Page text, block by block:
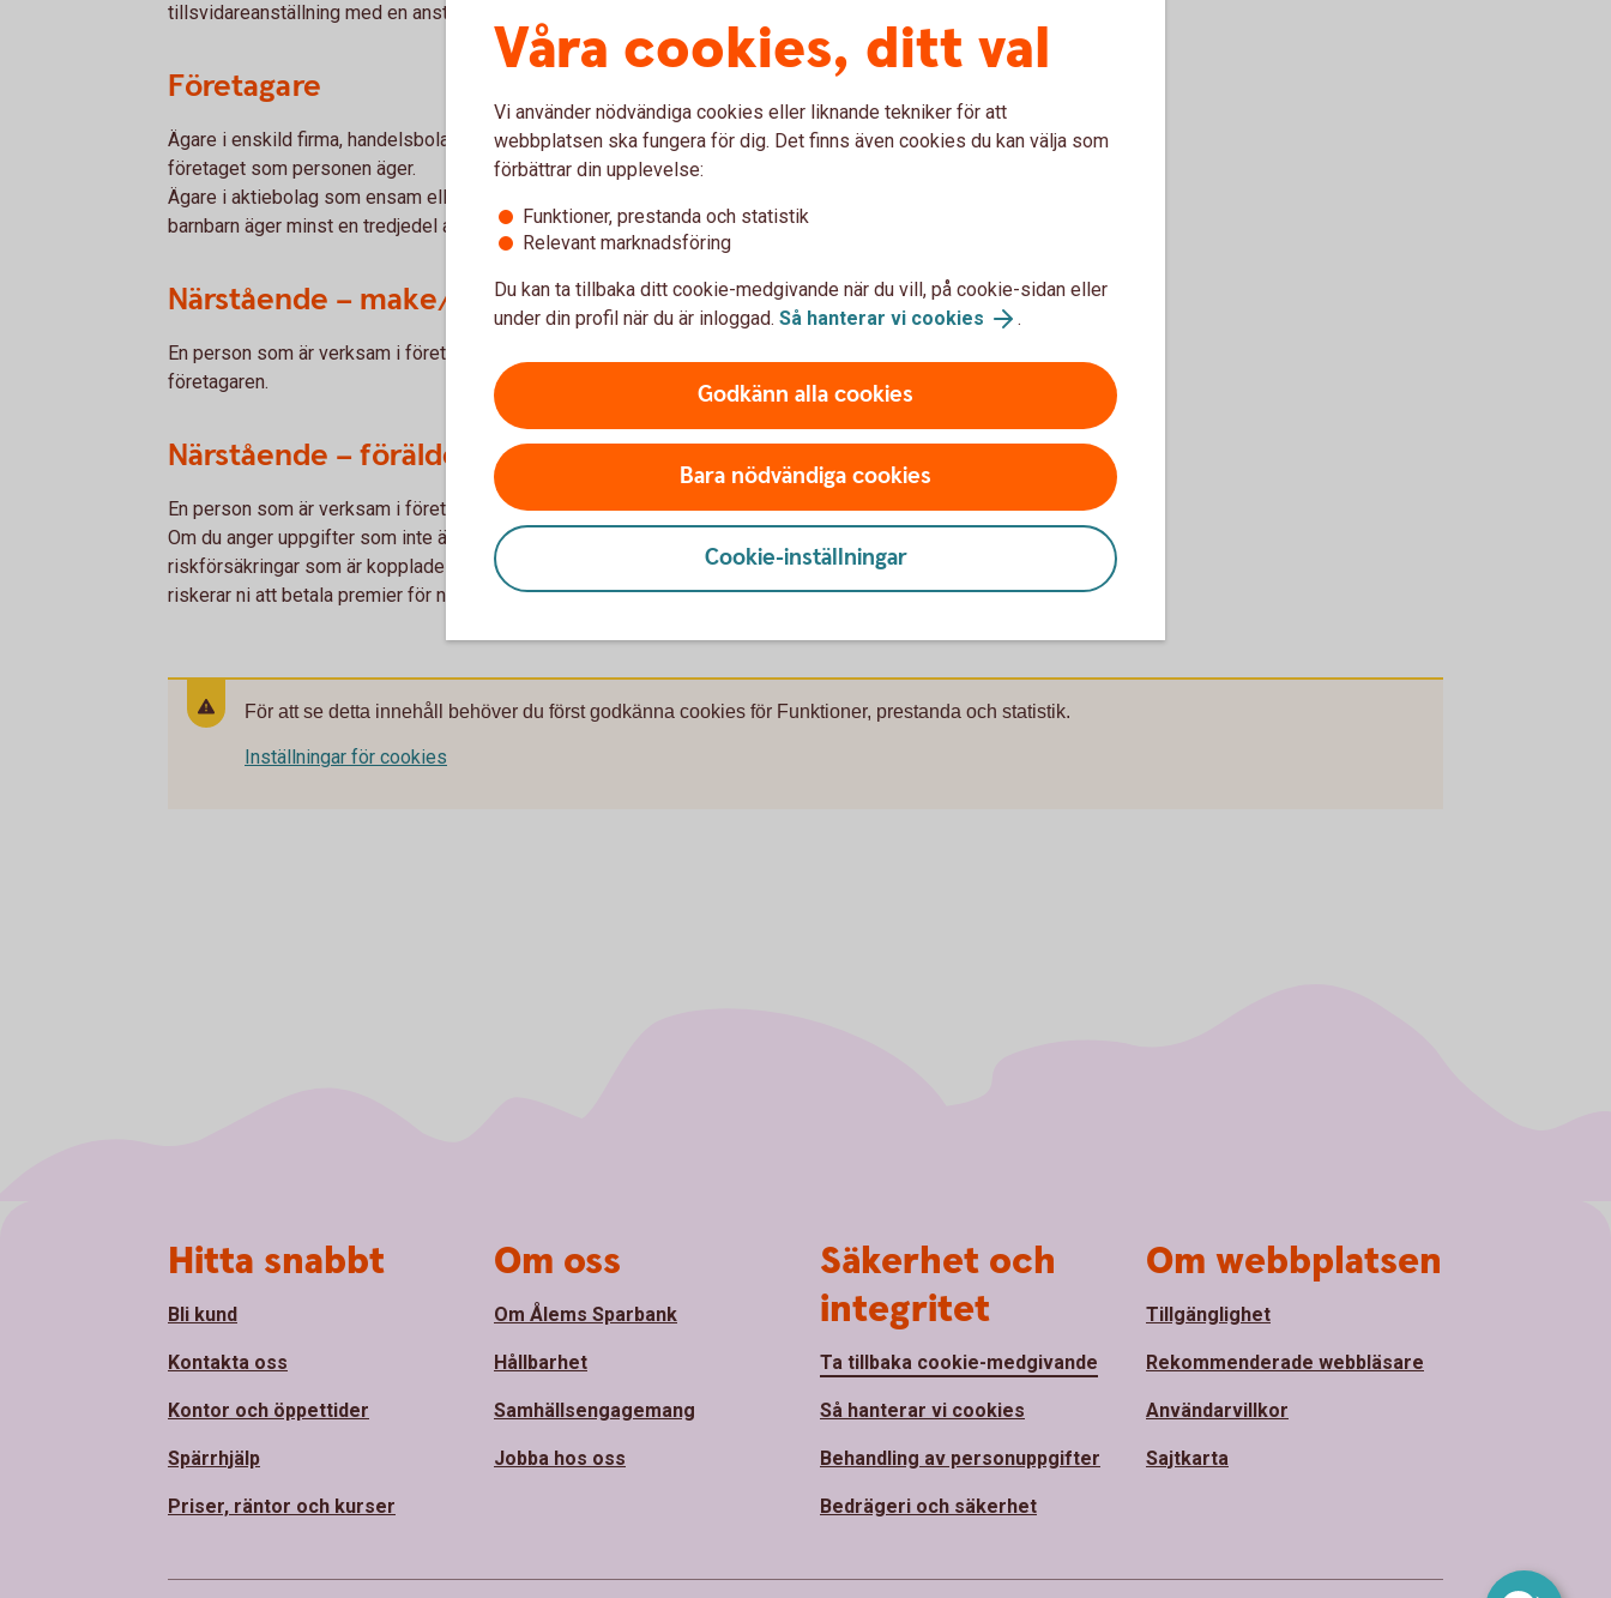
tillsvidareanställning med en anställningstid om minst 8 timmar per arbetsvecka.
Företagare
Ägare i enskild firma, handelsbolag och kommanditbolag oavsett hur stor del av
företaget som personen äger.
Ägare i aktiebolag som ensam eller tillsammans med make, sambo, förälder, barn, eller
barnbarn äger minst en tredjedel av aktierna i bolaget.
Närstående – make/sambo/reg partner
En person som är verksam i företaget och är make, sambo eller registrerad partner med
företagaren.
Närstående – förälder/barn
En person som är verksam i företaget och är barn, barnbarn eller förälder till företagaren.
Om du anger uppgifter som inte är sanna eller fullständiga kan det innebära att
riskförsäkringar som är kopplade till försäkringen inte gäller när de behöver utnyttjas. Då
riskerar ni att betala premier för något ni inte kan använda fullt ut.
För att se detta innehåll behöver du först godkänna cookies för Funktioner, prestanda och statistik.
Inställningar för cookies
Våra cookies, ditt val
Vi använder nödvändiga cookies eller liknande tekniker för att
webbplatsen ska fungera för dig. Det finns även cookies du kan välja som
förbättrar din upplevelse:
Funktioner, prestanda och statistik
Relevant marknadsföring
Du kan ta tillbaka ditt cookie-medgivande när du vill, på cookie-sidan eller
under din profil när du är inloggad. Så hanterar vi cookies .
Godkänn alla cookies
Bara nödvändiga cookies
Cookie-inställningar
Hitta snabbt
Bli kund
Kontakta oss
Kontor och öppettider
Spärrhjälp
Priser, räntor och kurser
Om oss
Om Ålems Sparbank
Hållbarhet
Samhällsengagemang
Jobba hos oss
Säkerhet och
integritet
Ta tillbaka cookie-medgivande
Så hanterar vi cookies
Behandling av personuppgifter
Bedrägeri och säkerhet
Om webbplatsen
Tillgänglighet
Rekommenderade webbläsare
Användarvillkor
Sajtkarta